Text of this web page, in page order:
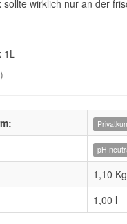
wirklich nur an der
1L
)
pH
1,10 Kg
1,00 l